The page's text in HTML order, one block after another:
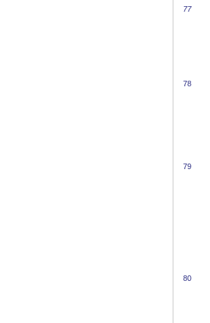
77
78
79
80